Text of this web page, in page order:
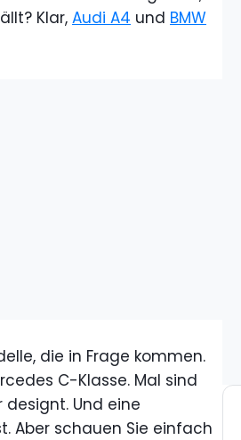
Klar, Audi A4 und BMW
die in Frage kommen.
C-Klasse. Mal sind
Und eine
Aber schauen Sie einfach